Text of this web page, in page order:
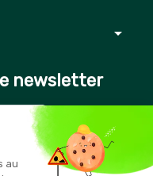
arrow_drop_down
newsletter
en cliquant sur le
au